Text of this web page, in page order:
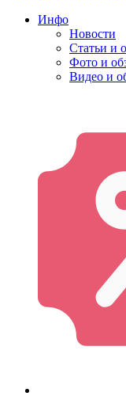
Инфо
Новости
Статьи и
Фото и
Видео и